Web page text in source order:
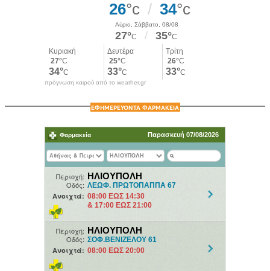
πρόγνωση καιρού από το weather.gr
ΕΦΗΜΕΡΕΥΟΝΤΑ ΦΑΡΜΑΚΕΙΑ